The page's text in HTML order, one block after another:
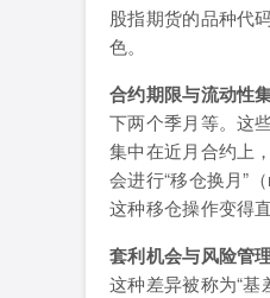
股指期货的品种代
色。
合约期限与流动性
下两个季月等。这
集中在近月合约上
会进行“移仓换月”
这种移仓操作变得
套利机会与风险管
这种差异被称为“